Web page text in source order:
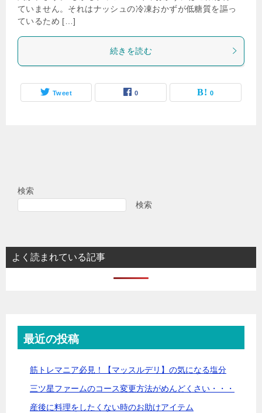
ていません。それはナッシュの冷凍おかずが低糖質を謳っ
ているため […]
続きを読む
Tweet 0 0
検索
検索
よく読まれている記事
最近の投稿
筋トレマニア必見！【マッスルデリ】の気になる塩分
三ツ星ファームのコース変更方法がめんどくさい・・・
産後に料理をしたくない時のお助けアイテム